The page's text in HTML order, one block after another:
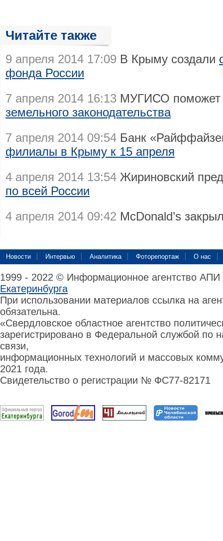
Читайте также
9 апреля 2014 17:09 В Крыму создали
фонда России
7 апреля 2014 16:13 МУГИСО поможет
земельного законодательства
7 апреля 2014 09:54 Банк
филиалы в Крыму к 15 апреля
4 апреля 2014 13:54 Жириновский
по всей России
4 апреля 2014 09:42 McDonald’s
Новости Интервью Аналитика Фоторепортаж О нас
1999 - 2022 © Информационное агентство
Екатеринбурга
При использовании материалов ссылка на
обязательна.
«Свердловское областное агентство
зарегистрировано в Федеральной службой по
связи,
информационных технологий и массовых
2021 года.
Свидетельство о регистрации № ФС77-82171